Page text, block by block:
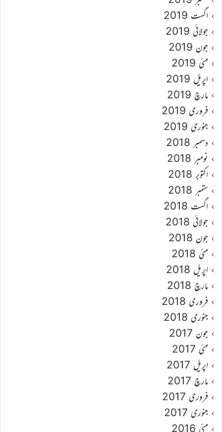
اگست 2019
جولائی 2019
جون 2019
مئی 2019
اپریل 2019
مارچ 2019
فروری 2019
جنوری 2019
دسمبر 2018
نومبر 2018
اکتوبر 2018
ستمبر 2018
اگست 2018
جولائی 2018
جون 2018
مئی 2018
اپریل 2018
مارچ 2018
فروری 2018
جنوری 2018
جون 2017
مئی 2017
اپریل 2017
مارچ 2017
فروری 2017
جنوری 2017
مئی 2016